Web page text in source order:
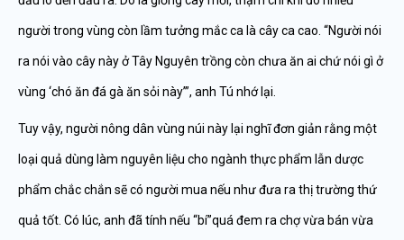
người trong vùng còn lầm tưởng mắc ca là cây ca cao. “Người nói
ra nói vào cây này ở Tây Nguyên trồng còn chưa ăn ai chứ nói gì ở
vùng ‘chó ăn đá gà ăn sỏi này’”, anh Tú nhớ lại.
Tuy vậy, người nông dân vùng núi này lại nghĩ đơn giản rằng một
loại quả dùng làm nguyên liệu cho ngành thực phẩm lẫn dược
phẩm chắc chắn sẽ có người mua nếu như đưa ra thị trường thứ
quả tốt. Có lúc, anh đã tính nếu “bí”quá đem ra chợ vừa bán vừa